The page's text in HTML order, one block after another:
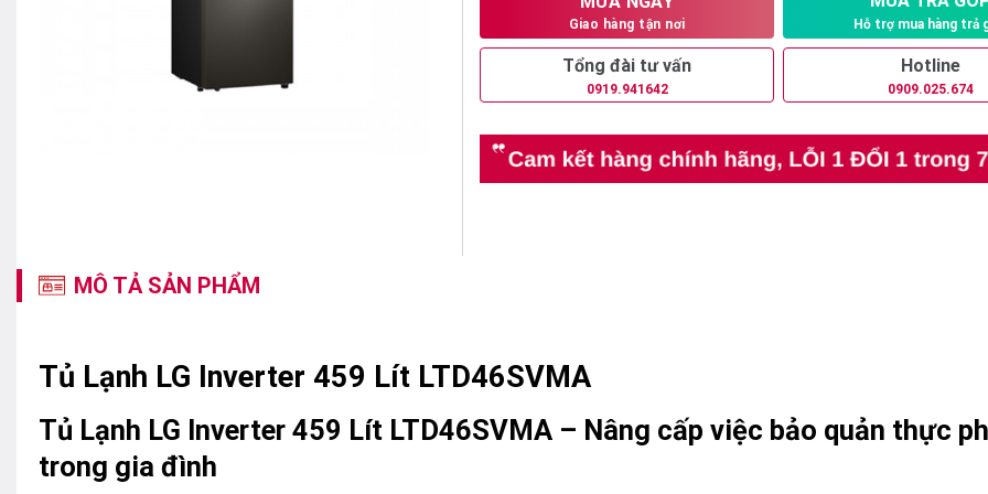
Giao hàng tận nơi Hỗ trợ mua hàng trả
Tổng đài tư vấn
0919.941642
Hotline
0909.025.674
MÔ TẢ SẢN PHẨM
Tủ Lạnh LG Inverter 459 Lít LTD46SVMA
Tủ Lạnh LG Inverter 459 Lít LTD46SVMA – Nâng cấp việc bảo quản thực
trong gia đình